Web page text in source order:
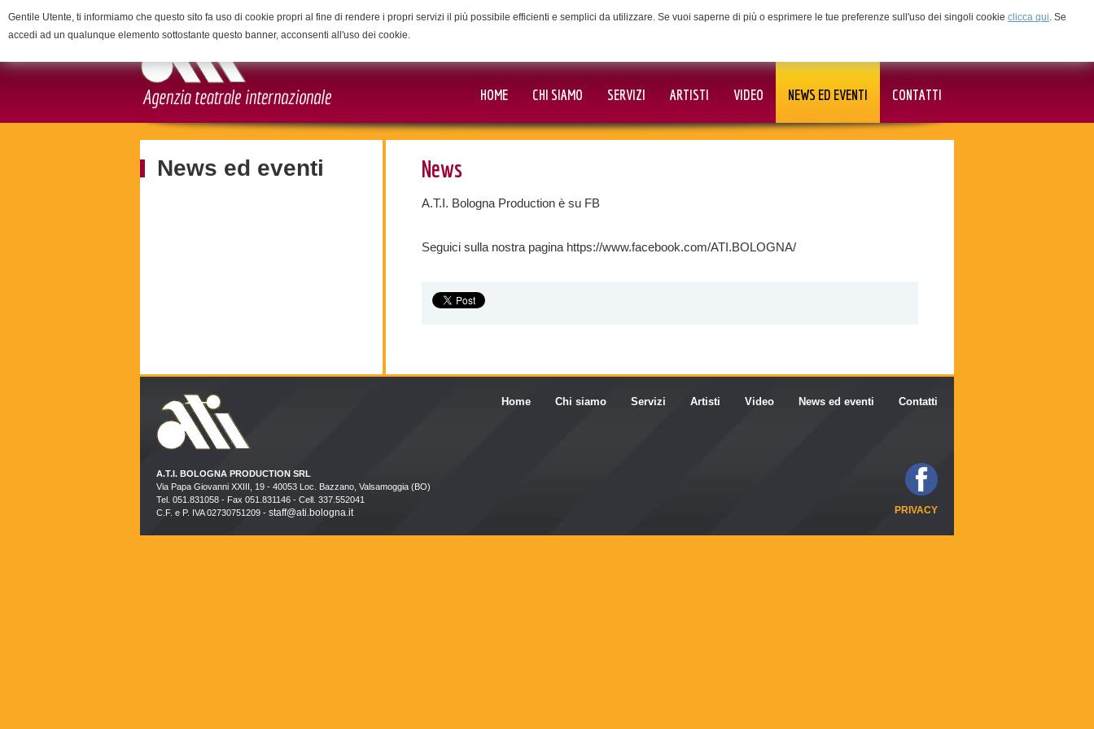
Gentile Utente, ti informiamo che questo sito fa uso di cookie propri al fine di rendere i propri servizi il più possibile efficienti e semplici da utilizzare. Se vuoi saperne di più o esprimere le tue preferenze sull'uso dei singoli cookie clicca qui. Se
accedi ad un qualunque elemento sottostante questo banner, acconsenti all'uso dei cookie.
HOME CHI SIAMO SERVIZI ARTISTI VIDEO NEWS ED EVENTI CONTATTI
News ed eventi News
A.T.I. Bologna Production è su FB
Seguici sulla nostra pagina https://www.facebook.com/ATI.BOLOGNA/
Home Chi siamo Servizi Artisti Video News ed eventi Contatti
A.T.I. BOLOGNA PRODUCTION SRL
Via Papa Giovanni XXIII, 19 - 40053 Loc. Bazzano, Valsamoggia (BO)
Tel. 051.831058 - Fax 051.831146 - Cell. 337.552041
C.F. e P. IVA 02730751209 - staff@ati.bologna.it PRIVACY